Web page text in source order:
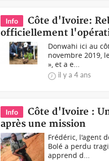
Info
Côte d'Ivoire:
officiellement
Donwahi ici au
novembre 2019,
», et a e...
il y a 4 ans
Info
Côte d'Ivoire :
après une mission
Frédéric, l'agent
Bolé a perdu
apprend d...